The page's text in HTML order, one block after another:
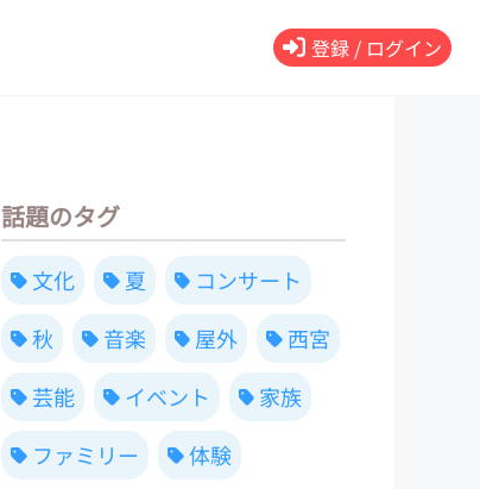
登録 / ログイン
話題のタグ
文化 夏
コンサート
秋
音楽 屋外
西宮
芸能
イベント
家族
ファミリー
体験